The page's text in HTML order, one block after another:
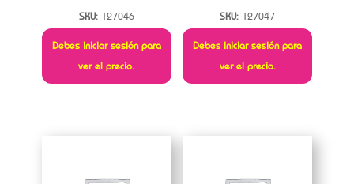
SKU: 127046
Debes iniciar sesión para
ver el precio.
SKU: 127047
Debes iniciar sesión para
ver el precio.